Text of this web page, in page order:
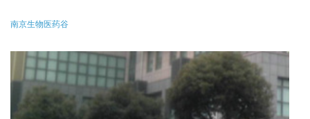
南京生物医药谷